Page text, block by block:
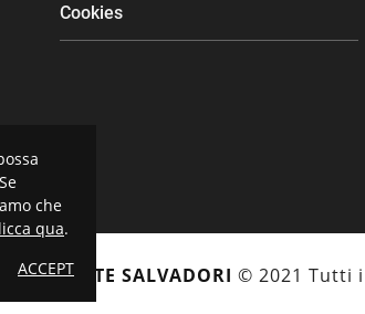
Cookies
D'ARTE SALVADORI © 2021 Tutti
che
qua.
ACCEPT